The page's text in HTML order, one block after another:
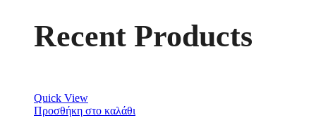
Recent Products
Quick View
Προσθήκη στο καλάθι